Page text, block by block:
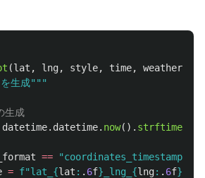
(lat , lng, style, time, weather
生成"""
datetime. datetime. now(). strftime
== "coordinates_timestamp
= f"lat_ {lat : . 6f} _lng_ {lng: . 6f}